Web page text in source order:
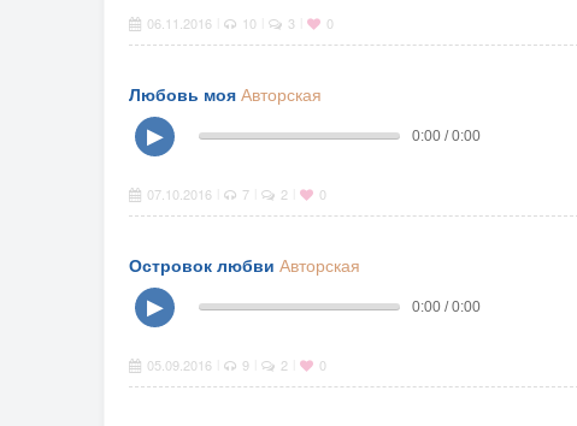
06.11.2016 10 3 0
Любовь моя Авторская
▶
0:00 / 0:00
07.10.2016 7 2 0
Островок любви Авторская
▶
0:00 / 0:00
05.09.2016 9 2 0